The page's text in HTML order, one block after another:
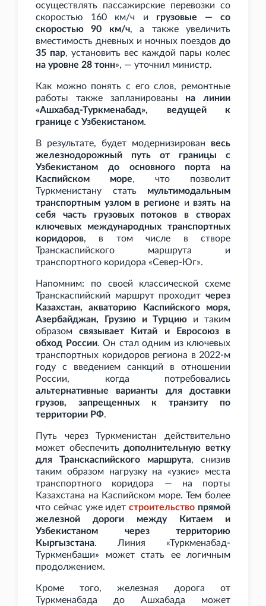
осуществлять пассажирские перевозки со
скоростью 160
км/ч и грузовые — со
скоростью 90
км/ч, а также увеличить
вместимость дневных и ночных поездов до
35 пар, установить вес каждой пары колес
на уровне 28 тонн», — уточнил министр.
Как можно понять с его слов, ремонтные
работы также запланированы на линии
«Ашхабад-Туркменабад», ведущей к
границе с Узбекистаном.
В результате, будет модернизирован весь
железнодорожный путь от границы с
Узбекистаном до основного порта на
Каспийском море, что позволит
Туркменистану стать мультимодальным
транспортным узлом в регионе и взять на
себя часть грузовых потоков в створах
ключевых международных транспортных
коридоров, в том числе в створе
Транскаспийского маршрута и
транспортного коридора «Север-Юг».
Напомним: по своей классической схеме
Транскаспийский маршрут проходит через
Казахстан, акваторию Каспийского моря,
Азербайджан, Грузию и Турцию и таким
образомсвязывает Китай и Евросоюз в
обход России. Он стал одним из ключевых
транспортных коридоров региона в 2022-м
году с введением санкций в отношении
России, когда потребовались
альтернативные варианты для доставки
грузов, запрещенных к транзиту по
территории РФ.
Путь через Туркменистан действительно
может обеспечитьдополнительную ветку
для Транскаспийского маршрута, снизив
таким образом нагрузку на «узкие» места
транспортного коридора — на порты
Казахстана на Каспийском море. Тем более
что сейчас уже идетстроительство прямой
железной дороги между Китаем и
Узбекистаном через территорию
Кыргызстана. Линия «Туркменабад-
Туркменбаши» может стать ее логичным
продолжением.
Кроме того, железная дорога от
Туркменабада до Ашхабада может